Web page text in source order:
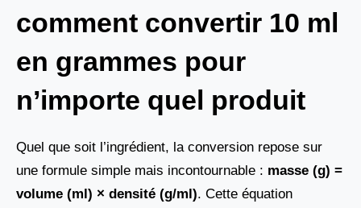
comment convertir 10 ml
en grammes pour
n’importe quel produit
Quel que soit l’ingrédient, la conversion repose sur
une formule simple mais incontournable : masse (g) =
volume (ml) × densité (g/ml). Cette équation